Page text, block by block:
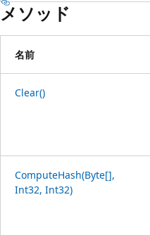
メソッド
名前
Clear()
ComputeHash(Byte[],
Int32, Int32)